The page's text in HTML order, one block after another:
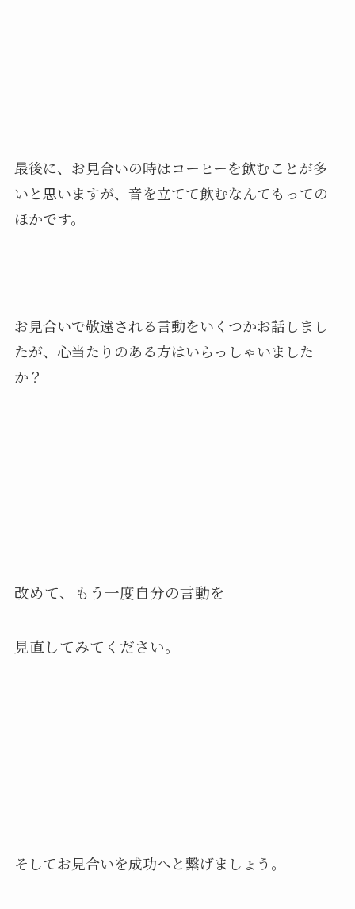
最後に、お見合いの時はコーヒーを飲むことが多
いと思いますが、音を立てて飲むなんてもっての
ほかです。
お見合いで敬遠される言動をいくつかお話しまし
たが、心当たりのある方はいらっしゃいました
か？
改めて、もう一度自分の言動を
見直してみてください。
そしてお見合いを成功へと繋げましょう。